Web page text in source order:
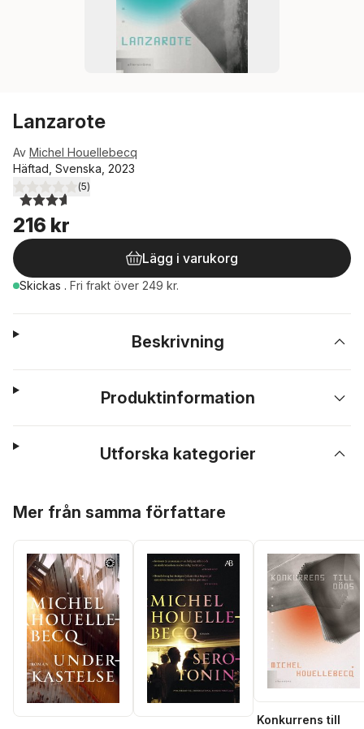
Lanzarote
Av Michel Houellebecq
Häftad, Svenska, 2023
3,6utav 5 stjärnor. Totalt antal röster:
(5)
216 kr
Lägg i varukorg
Skickas . Fri frakt över 249 kr.
Beskrivning
Produktinformation
Utforska kategorier
Mer från samma författare
Konkurrens till